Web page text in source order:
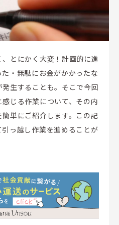
とにかく大変！計画的に進
・無駄にお金がかかったな
生することも。そこで今回
じる作業について、その内
単にご紹介します。この記
っ越し作業を進めることが